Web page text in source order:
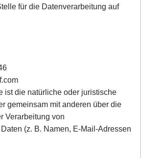
für die Datenverarbeitung auf
ist die natürliche oder juristische
gemeinsam mit anderen über die
Verarbeitung von
(z. B. Namen, E-Mail-Adressen